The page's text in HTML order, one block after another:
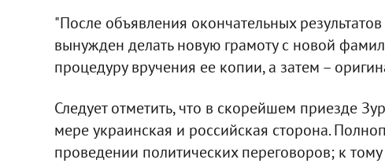
"После объявления окончательных
вынужден делать новую грамоту с новой
процедуру вручения ее копии, а затем –
Следует отметить, что в скорейшем приезде
мере украинская и российская сторона.
проведении политических переговоров; к